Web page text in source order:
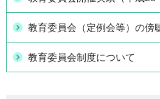
教育委員会（定例会等）の傍
教育委員会制度について